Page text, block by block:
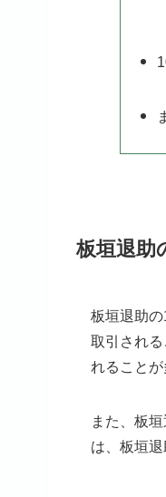
板垣退助
板垣退助
取引され
れることが
また、板
は、板垣